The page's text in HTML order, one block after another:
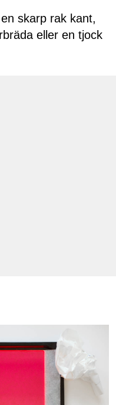
skarp rak kant,
eller en tjock